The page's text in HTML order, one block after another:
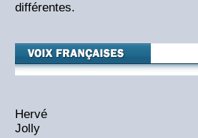
différentes.
Hervé
Jolly